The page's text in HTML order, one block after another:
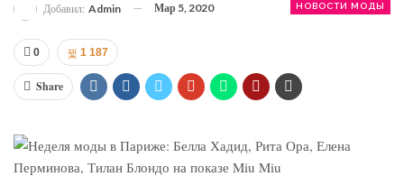
НОВОСТИ МОДЫ
Добавил: Admin Мар 5, 2020
0 1 187
Share